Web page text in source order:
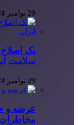
29 نوامبر 2024
یک
سلامت
29 نوامبر 2024
عرضه و